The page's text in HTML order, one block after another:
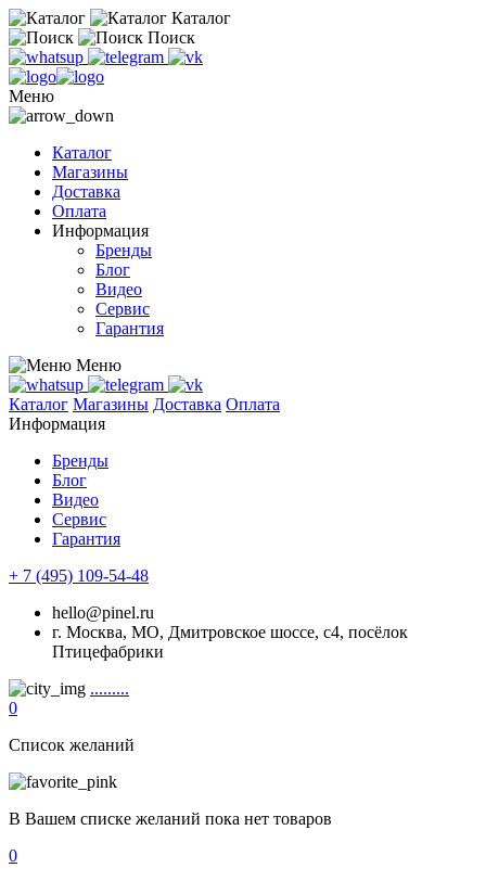
Каталог
Поиск
Меню
Каталог
Магазины
Доставка
Оплата
Информация
Бренды
Блог
Видео
Сервис
Гарантия
Меню
Каталог Магазины Доставка Оплата
Информация
Бренды
Блог
Видео
Сервис
Гарантия
+ 7 (495) 109-54-48
hello@pinel.ru
г. Москва, МО, Дмитровское шоссе, с4, посёлок
Птицефабрики
.........
0
Список желаний
В Вашем списке желаний пока нет товаров
0